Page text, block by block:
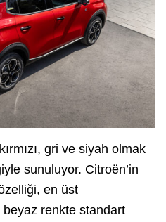
gri ve siyah olmak
sunuluyor. Citroën’in
en üst
renkte standart